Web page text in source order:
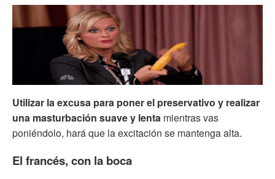
Utilizar la excusa para poner el preservativo y realizar
una masturbación suave y lenta mientras vas
poniéndolo, hará que la excitación se mantenga alta.
El francés, con la boca